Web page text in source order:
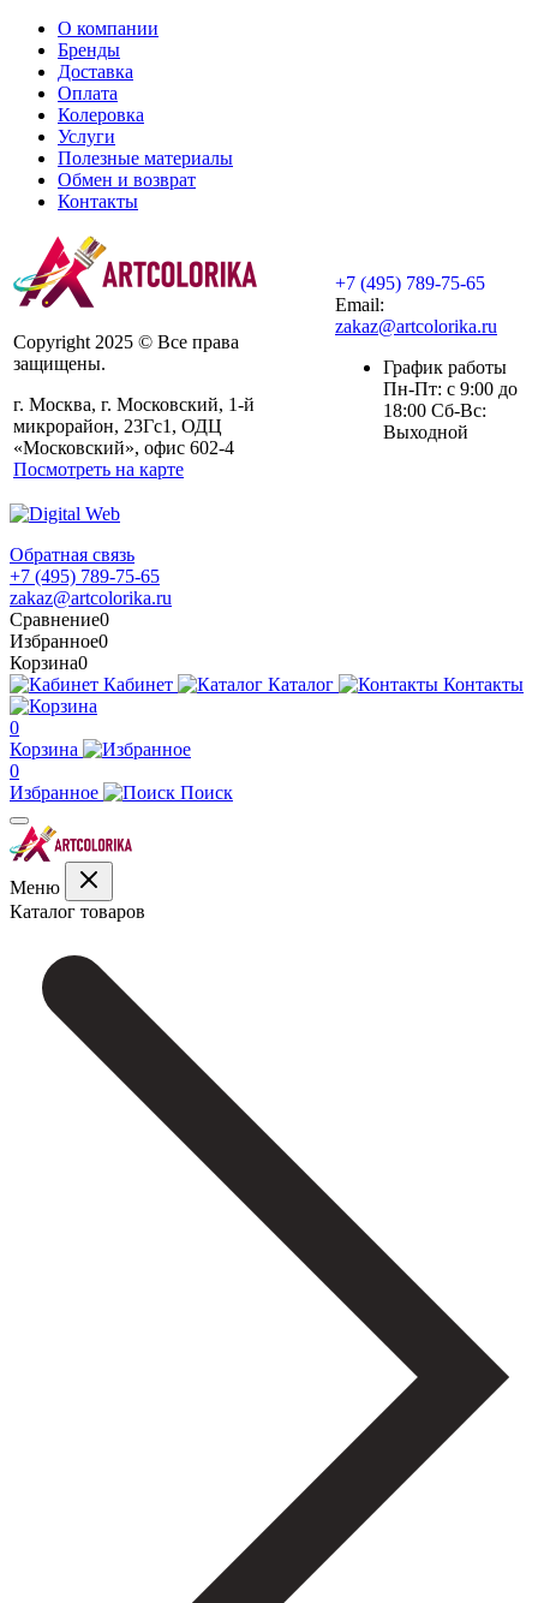
О компании
Бренды
Доставка
Оплата
Колеровка
Услуги
Полезные материалы
Обмен и возврат
Контакты
Copyright 2025 © Все права
защищены.
г. Москва, г. Московский, 1-й
микрорайон, 23Гс1, ОДЦ
«Московский», офис 602-4
Посмотреть на карте
+7 (495) 789-75-65
Email:
zakaz@artcolorika.ru
График работы
Пн-Пт: с 9:00 до
18:00 Сб-Вс:
Выходной
Обратная связь
+7 (495) 789-75-65
zakaz@artcolorika.ru
Сравнение0
Избранное0
Корзина0
Кабинет
Каталог Контакты
0
Корзина
0
Избранное
Поиск
Меню
Каталог товаров